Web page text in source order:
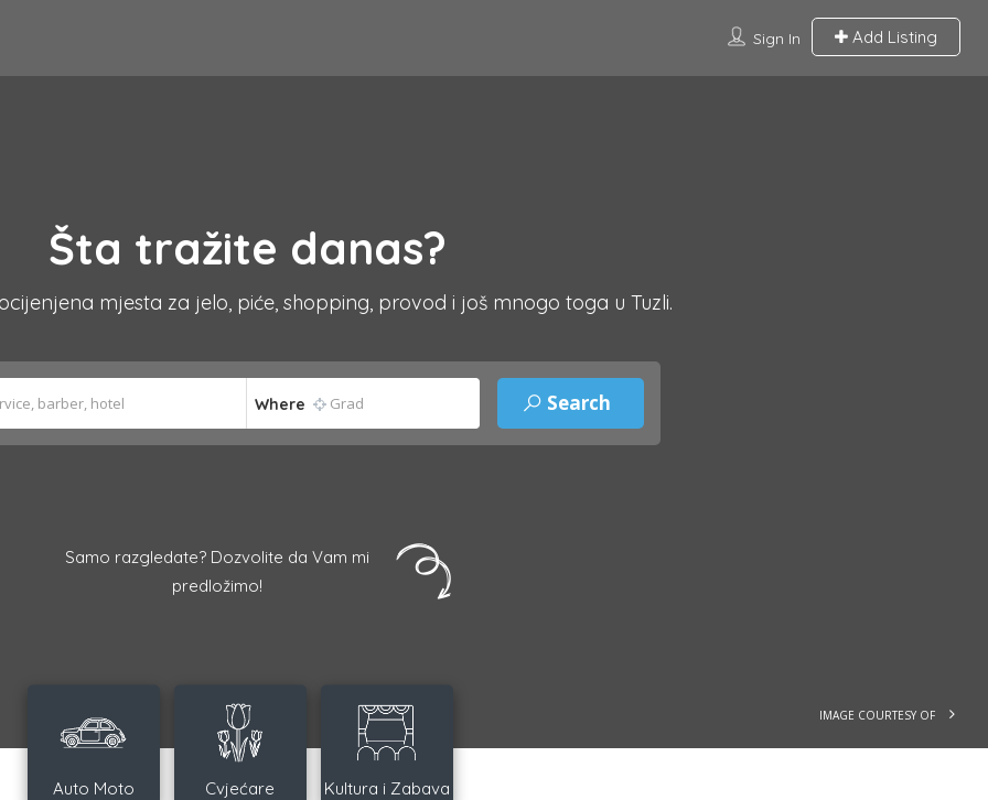
Sign In Add Listing
IMAGE COURTESY OF
Šta tražite danas?
mjesta za jelo, piće, shopping, provod i još mnogo toga u Tuzli.
Where
Samo razgledate? Dozvolite da Vam mi
predložimo!
Auto Moto Cvjećare Kultura i Zabava